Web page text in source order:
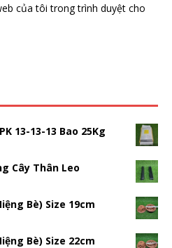
của tôi trong trình duyệt cho
13-13-13 Bao 25Kg
Cây Thân Leo
Bè) Size 19cm
Bè) Size 22cm